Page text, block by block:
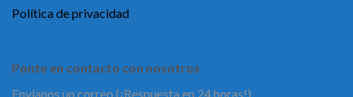
Política de privacidad
Ponte en contacto con nosotros
Envíanos un correo (¡Respuesta en 24 horas!)